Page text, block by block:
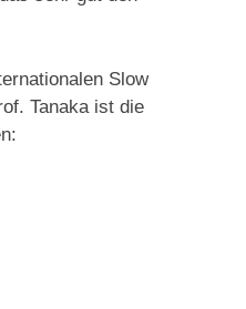
Slow
Tanaka ist die